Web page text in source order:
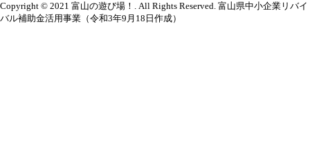
Copyright © 2021 富山の遊び場！. All Rights Reserved. 富山県中小企業リバイ
バル補助金活用事業（令和3年9月18日作成）